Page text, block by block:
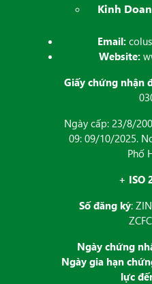
Kinh
Email:
Website:
Giấy chứng nhận
Ngày cấp: 23/8/
09: 09/10/2025.
Phố
+ ISO
Số đăng ký:
Ngày chứng
Ngày gia hạn
lực